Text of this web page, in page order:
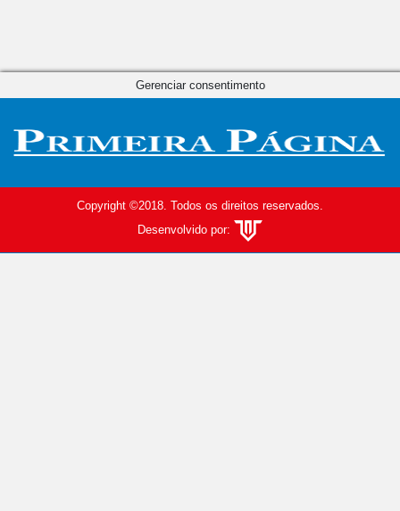
Copyright ©2018. Todos os direitos reservados.
Desenvolvido por:
Gerenciar consentimento